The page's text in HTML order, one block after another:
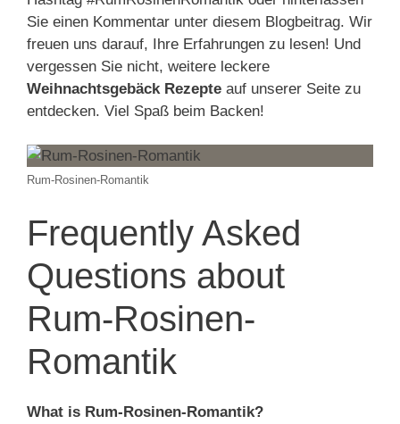
Sie einen Kommentar unter diesem Blogbeitrag. Wir
freuen uns darauf, Ihre Erfahrungen zu lesen! Und
vergessen Sie nicht, weitere leckere
Weihnachtsgebäck Rezepte auf unserer Seite zu
entdecken. Viel Spaß beim Backen!
Rum-Rosinen-Romantik
Frequently Asked
Questions about
Rum-Rosinen-
Romantik
What is Rum-Rosinen-Romantik?